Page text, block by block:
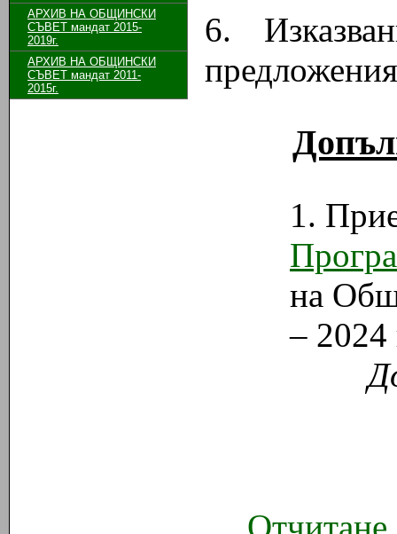
АРХИВ НА ОБЩИНСКИ
СЪВЕТ мандат 2015-
2019г.
АРХИВ НА ОБЩИНСКИ
СЪВЕТ мандат 2011-
2015г.
6.
1.
на
– 2024